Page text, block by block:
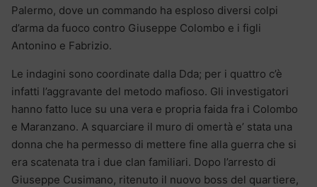
Palermo, dove un commando ha esploso diversi colpi
d’arma da fuoco contro Giuseppe Colombo e i figli
Antonino e Fabrizio.
Le indagini sono coordinate dalla Dda; per i quattro c’è
infatti l’aggravante del metodo mafioso. Gli investigatori
hanno fatto luce su una vera e propria faida fra i Colombo
e Maranzano. A squarciare il muro di omertà e’ stata una
donna che ha permesso di mettere fine alla guerra che si
era scatenata tra i due clan familiari. Dopo l’arresto di
Giuseppe Cusimano, ritenuto il nuovo boss del quartiere,